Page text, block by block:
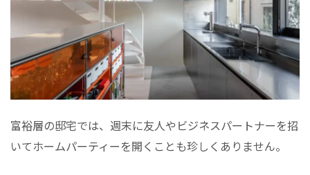
富裕層の邸宅では、週末に友人やビジネスパートナーを招
いてホームパーティーを開くことも珍しくありません。